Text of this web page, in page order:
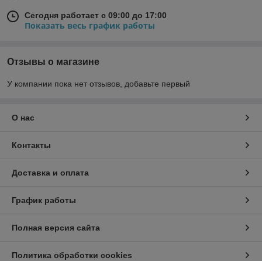
Сегодня работает с 09:00 до 17:00
Показать весь график работы
Отзывы о магазине
У компании пока нет отзывов, добавьте первый
О нас
Контакты
Доставка и оплата
График работы
Полная версия сайта
Политика обработки cookies